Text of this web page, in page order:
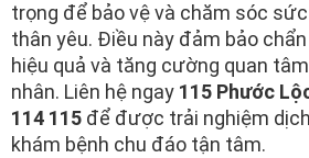
trọng để bảo vệ và chăm sóc
thân yêu. Điều này đảm bảo
hiệu quả và tăng cường quan
nhân. Liên hệ ngay 115 Phước
114 115 để được trải nghiệm
khám bệnh chu đáo tận tâm.